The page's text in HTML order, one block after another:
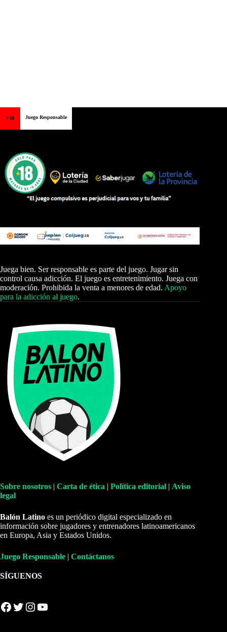
+18 Juego Responsable
Juega bien. Ser responsable es parte del juego. Jugar sin
control causa adicción. El juego es entretenimiento. Juega con
moderación. Prohibida la venta a menores de edad. Apoyo
para la adicción al juego.
Sobre nosotros | Carta de ética | Política editorial | Aviso
legal
Balón Latino es un periódico digital especializado en
información sobre jugadores y entrenadores latinoamericanos
en Europa, Asia y Estados Unidos.
Juego Responsable | Contáctanos
SÍGUENOS
Facebook Twitter Instagram YouTube